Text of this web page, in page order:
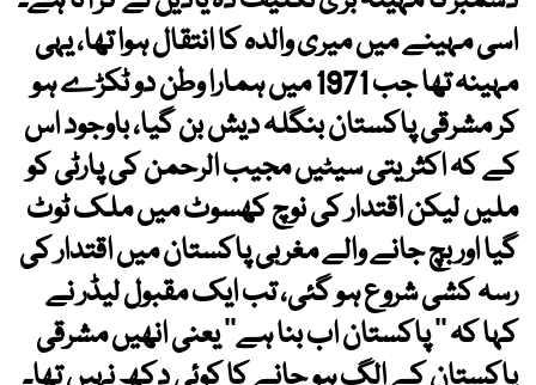
اسی مہینے میں میری والدہ کا انتقال ہوا تھا، یہی
مہینہ تھا جب 1971 میں ہمارا وطن دو ٹکڑے ہو
کر مشرقی پاکستان بنگلہ دیش بن گیا، باوجود اس
کے کہ اکثریتی سیٹیں مجیب الرحمن کی پارٹی کو
ملیں لیکن اقتدار کی نوچ کھسوٹ میں ملک ٹوٹ
گیا اور بچ جانے والے مغربی پاکستان میں اقتدار کی
رسہ کشی شروع ہو گئی، تب ایک مقبول لیڈر نے
کہا کہ ’’ پاکستان اب بنا ہے‘‘ یعنی انھیں مشرقی